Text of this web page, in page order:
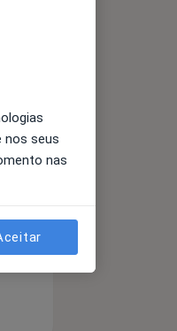
Segunda-feira
11 Ago
nos seus
nas